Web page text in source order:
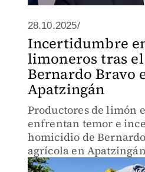
28.10.2025/
Incertidumbre
limoneros tras
Bernardo Bravo
Apatzingán
Productores de limón
enfrentan temor e
homicidio de
agrícola en